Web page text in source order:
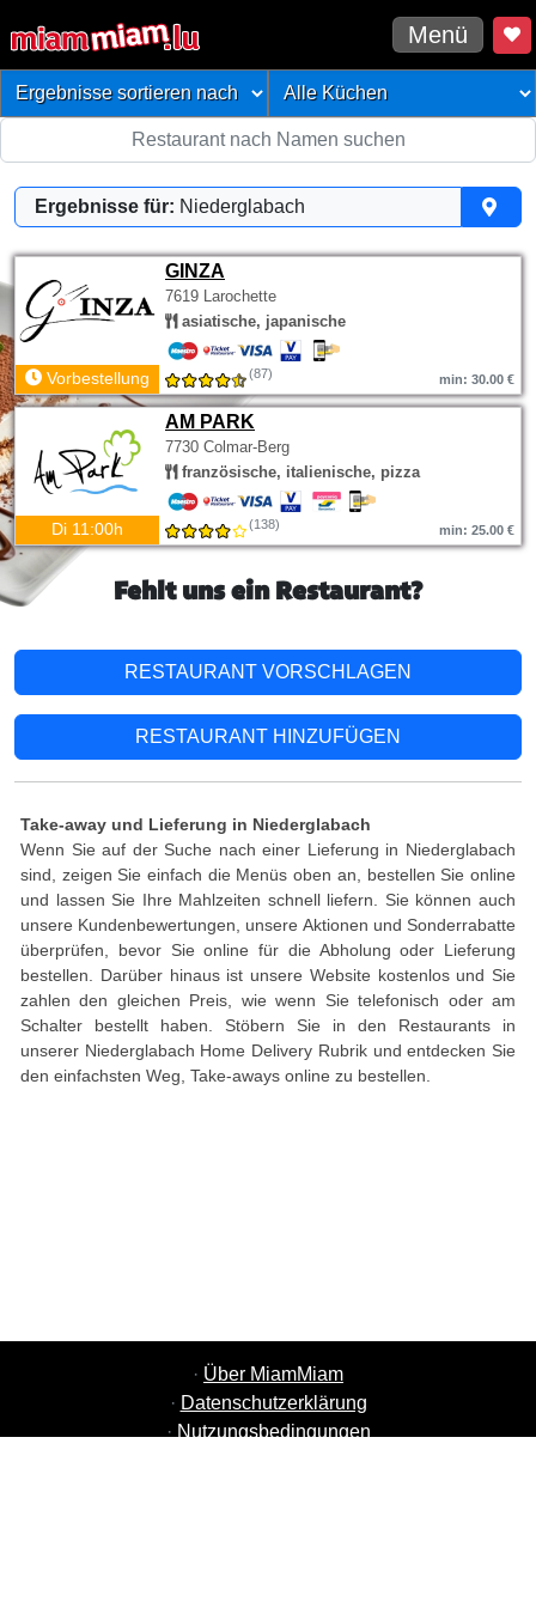
Menü
Ergebnisse für: Niederglabach
GINZA
7619 Larochette
asiatische, japanische
Vorbestellung (87) min: 30.00 €
AM PARK
7730 Colmar-Berg
französische, italienische, pizza
Di 11:00h (138) min: 25.00 €
Fehlt uns ein Restaurant?
RESTAURANT VORSCHLAGEN
RESTAURANT HINZUFÜGEN
Take-away und Lieferung in Niederglabach
Wenn Sie auf der Suche nach einer Lieferung in Niederglabach
sind, zeigen Sie einfach die Menüs oben an, bestellen Sie online
und lassen Sie Ihre Mahlzeiten schnell liefern. Sie können auch
unsere Kundenbewertungen, unsere Aktionen und Sonderrabatte
überprüfen, bevor Sie online für die Abholung oder Lieferung
bestellen. Darüber hinaus ist unsere Website kostenlos und Sie
zahlen den gleichen Preis, wie wenn Sie telefonisch oder am
Schalter bestellt haben. Stöbern Sie in den Restaurants in
unserer Niederglabach Home Delivery Rubrik und entdecken Sie
den einfachsten Weg, Take-aways online zu bestellen.
· Über MiamMiam
· Datenschutzerklärung
· Nutzungsbedingungen